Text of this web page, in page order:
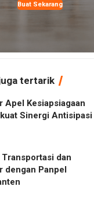
Buat Sekarang
tertarik
Apel Kesiapsiagaan
Sinergi Antisipasi
Transportasi dan
dengan Panpel